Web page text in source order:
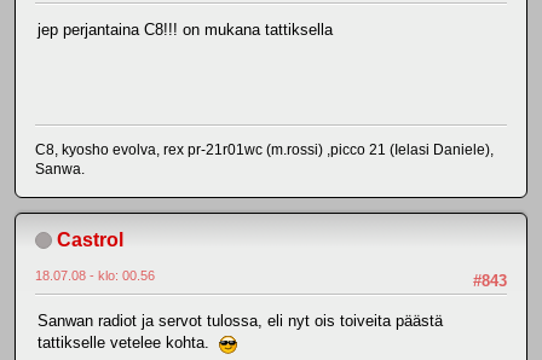
jep perjantaina C8!!! on mukana tattiksella
C8, kyosho evolva, rex pr-21r01wc (m.rossi) ,picco 21 (Ielasi Daniele),
Sanwa.
Castrol
#843
18.07.08 - klo: 00.56
Sanwan radiot ja servot tulossa, eli nyt ois toiveita päästä
tattikselle vetelee kohta.